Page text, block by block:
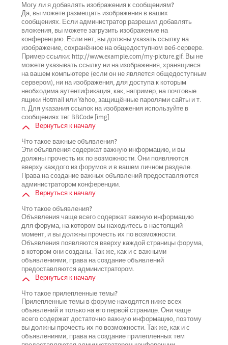
Могу ли я добавлять изображения к сообщениям?
Да, вы можете размещать изображения в ваших
сообщениях. Если администратор разрешил добавлять
вложения, вы можете загрузить изображение на
конференцию. Если нет, вы должны указать ссылку на
изображение, сохранённое на общедоступном веб-сервере.
Пример ссылки: http://www.example.com/my-picture.gif. Вы не
можете указывать ссылку ни на изображения, хранящиеся
на вашем компьютере (если он не является общедоступным
сервером), ни на изображения, для доступа к которым
необходима аутентификация, как, например, на почтовые
ящики Hotmail или Yahoo, защищённые паролями сайты и т.
п. Для указания ссылок на изображения используйте в
сообщениях тег BBCode [img].
Вернуться к началу
Что такое важные объявления?
Эти объявления содержат важную информацию, и вы
должны прочесть их по возможности. Они появляются
вверху каждого из форумов и в вашем личном разделе.
Права на создание важных объявлений предоставляются
администратором конференции.
Вернуться к началу
Что такое объявления?
Объявления чаще всего содержат важную информацию
для форума, на котором вы находитесь в настоящий
момент, и вы должны прочесть их по возможности.
Объявления появляются вверху каждой страницы форума,
в котором они созданы. Так же, как и с важными
объявлениями, права на создание объявлений
предоставляются администратором.
Вернуться к началу
Что такое прилепленные темы?
Прилепленные темы в форуме находятся ниже всех
объявлений и только на его первой странице. Они чаще
всего содержат достаточно важную информацию, поэтому
вы должны прочесть их по возможности. Так же, как и с
объявлениями, права на создание прилепленных тем